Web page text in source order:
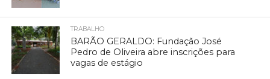
TRABALHO
BARÃO GERALDO: Fundação José
Pedro de Oliveira abre inscrições para
vagas de estágio